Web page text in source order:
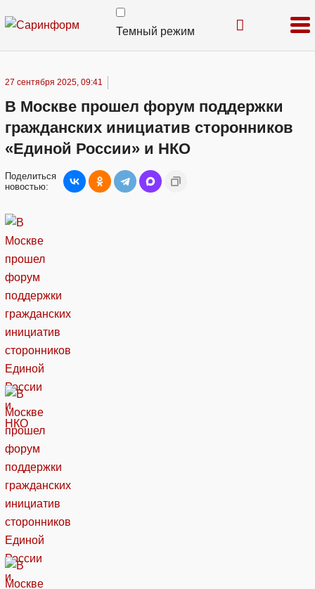
Темный режим
27 сентября 2025, 09:41
В Москве прошел форум поддержки
гражданских инициатив сторонников
«Единой России» и НКО
Поделиться
новостью: